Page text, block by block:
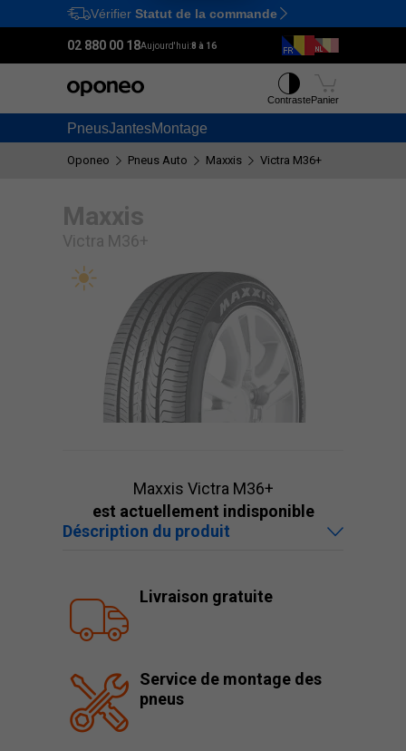
Ctrl M
Vérifier Statut de la commande
02 880 00 18Aujourd'hui:8 à 16
PneusJantesMontage
ContrastePanier
Oponeo Pneus Auto Maxxis Victra M36+
Maxxis
Victra M36+
Maxxis Victra M36+
est actuellement indisponible
Déscription du produit
Livraison gratuite
Service de montage des
pneus